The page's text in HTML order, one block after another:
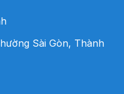
Sài Gòn, Thành